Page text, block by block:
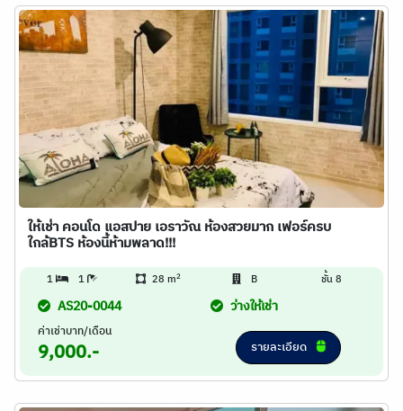
ให้เช่า คอนโด แอสปาย เอราวัณ ห้องสวยมาก เฟอร์ครบ
ใกล้BTS ห้องนี้ห้ามพลาด!!!
1 1 28 m2 B ชั้น 8
AS20-0044 ว่างให้เช่า
ค่าเช่าบาท/เดือน
9,000.- รายละเอียด